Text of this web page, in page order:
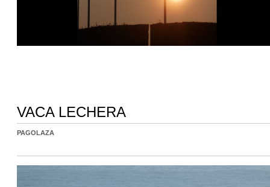
VACA LECHERA
PAGOLAZA